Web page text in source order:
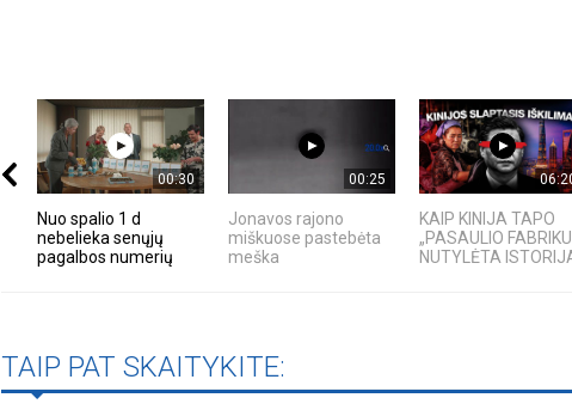
00:30
Nuo spalio 1 d
nebelieka senųjų
pagalbos numerių
00:25
Jonavos rajono
miškuose pastebėta
meška
KAIP KINIJA TAPO
„PASAULIO
NUTYLĖTA
TAIP PAT SKAITYKITE: